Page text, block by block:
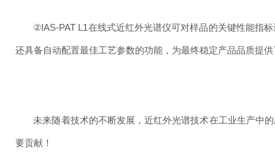
②IAS-PAT L1在线式近红外光谱仪可对样品的关键性能指
还具备自动配置最佳工艺参数的功能，为最终稳定产品品质提
未来随着技术的不断发展，近红外光谱技术在工业生产中
要贡献！